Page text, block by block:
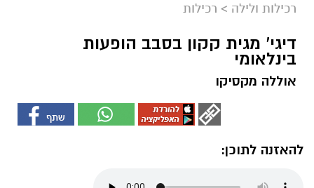
רכילות ולילה > רכילות
דיגי' מגית קקון בסבב הופעות
בינלאומי
אוללה מקסיקו
להאזנה לתוכן: